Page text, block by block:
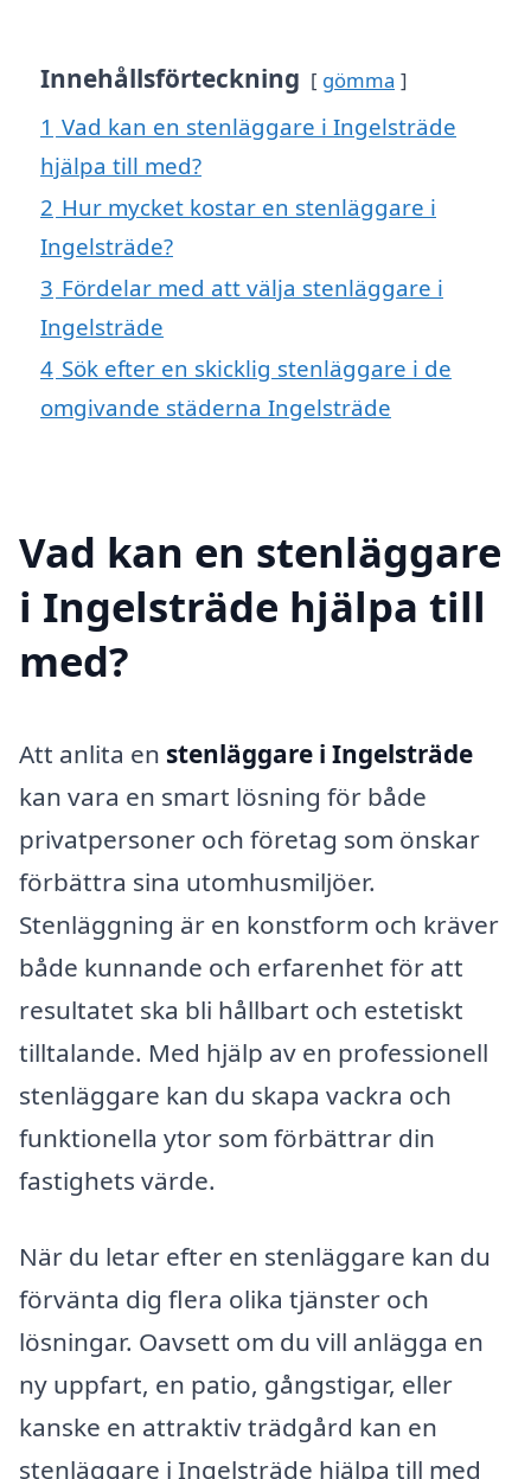
Innehållsförteckning gömma
1 Vad kan en stenläggare i Ingelsträde
hjälpa till med?
2 Hur mycket kostar en stenläggare i
Ingelsträde?
3 Fördelar med att välja stenläggare i
Ingelsträde
4 Sök efter en skicklig stenläggare i de
omgivande städerna Ingelsträde
Vad kan en stenläggare
i Ingelsträde hjälpa till
med?
Att anlita en stenläggare i Ingelsträde
kan vara en smart lösning för både
privatpersoner och företag som önskar
förbättra sina utomhusmiljöer.
Stenläggning är en konstform och kräver
både kunnande och erfarenhet för att
resultatet ska bli hållbart och estetiskt
tilltalande. Med hjälp av en professionell
stenläggare kan du skapa vackra och
funktionella ytor som förbättrar din
fastighets värde.
När du letar efter en stenläggare kan du
förvänta dig flera olika tjänster och
lösningar. Oavsett om du vill anlägga en
ny uppfart, en patio, gångstigar, eller
kanske en attraktiv trädgård kan en
stenläggare i Ingelsträde hjälpa till med